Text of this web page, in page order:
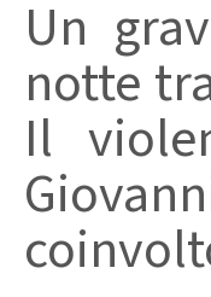
Un
notte
Il